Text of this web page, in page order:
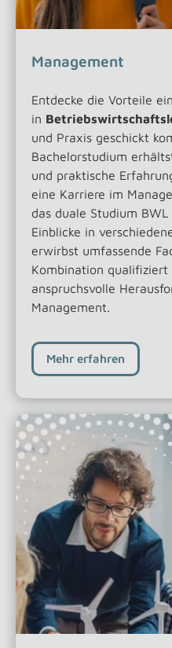
Management
Entdecke die Vorteile
in
und Praxis geschickt
Bachelorstudium
und praktische
eine Karriere im
das duale Studium
Einblicke in
erwirbst umfassende
Kombination
anspruchsvolle
Management.
Mehr erfahren